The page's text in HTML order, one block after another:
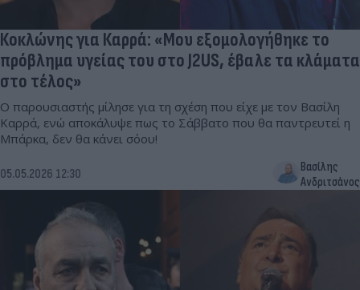
Κοκλώνης για Καρρά: «Μου εξομολογήθηκε το
πρόβλημα υγείας του στο J2US, έβαλε τα κλάματα
στο τέλος»
Ο παρουσιαστής μίλησε για τη σχέση που είχε με τον Βασίλη
Καρρά, ενώ αποκάλυψε πως το Σάββατο που θα παντρευτεί η
Μπάρκα, δεν θα κάνει σόου!
05.05.2026 12:30
Βασίλης
Ανδριτσάνος